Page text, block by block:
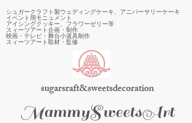
シュガークラフト製ウェディングケーキ、アニバーサリーケーキ
イベント用モニュメント
アイシングクッキー、フラワーゼリー等
スィーツアート企画・制作
映画・テレビ・舞台小道具制作
スィーツアート取材・監修
sugarsraft&sweetsdecoration
​MammySweetsArt